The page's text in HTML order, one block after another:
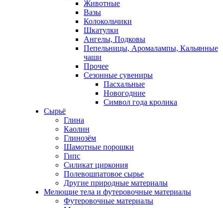
Животные
Вазы
Колокольчики
Шкатулки
Ангелы, Подковы
Пепельницы, Аромалампы, Кальянные
чаши
Прочее
Сезонные сувениры
Пасхальные
Новогодние
Символ года кролика
Сырьё
Глина
Каолин
Глинозём
Шамотные порошки
Гипс
Силикат циркония
Полевошпатовое сырье
Другие природные материалы
Мелющие тела и футеровочные материалы
Футеровочные материалы